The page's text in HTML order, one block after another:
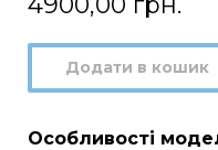
Додати в кошик
Особливості